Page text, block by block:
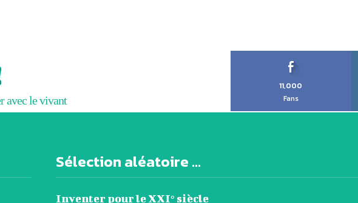
avec le vivant
11,000
Fans
Sélection aléatoire ...
Inventer pour le XXI° siècle